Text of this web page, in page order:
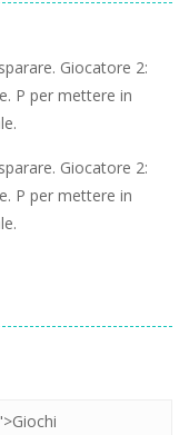
Giocatore 2:
P per mettere in
Giocatore 2:
P per mettere in